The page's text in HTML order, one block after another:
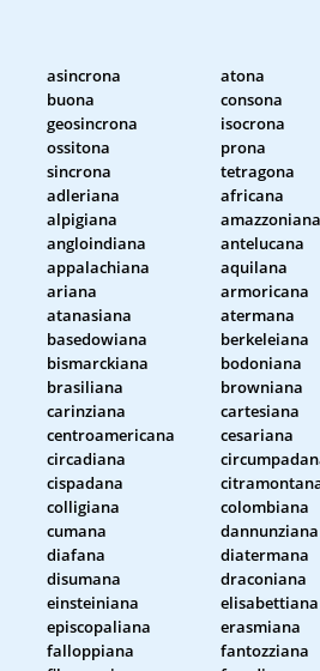
asincrona
atona
buona
consona
geosincrona
isocrona
ossitona
prona
sincrona
tetragona
adleriana
africana
alpigiana
amazzoniana
angloindiana
antelucana
appalachiana
aquilana
ariana
armoricana
atanasiana
atermana
basedowiana
berkeleiana
bismarckiana
bodoniana
brasiliana
browniana
carinziana
cartesiana
centroamericana
cesariana
circadiana
cispadana
colligiana
colombiana
cumana
dannunziana
diafana
diatermana
disumana
draconiana
einsteiniana
elisabettiana
episcopaliana
erasmiana
falloppiana
fantozziana